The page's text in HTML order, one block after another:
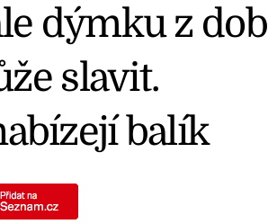
dýmku z dob
slavit.
balík